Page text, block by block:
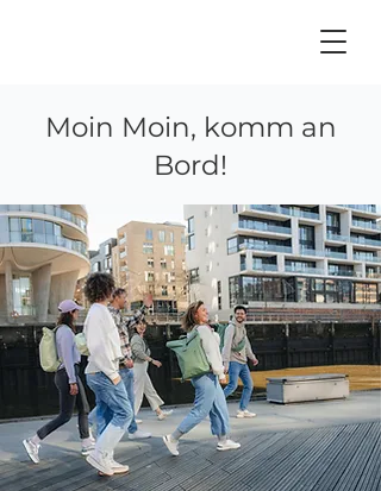
Moin Moin, komm an
Bord!